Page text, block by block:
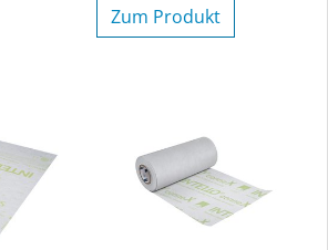
Zum Produkt